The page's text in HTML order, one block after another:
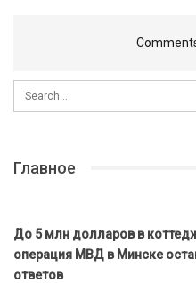
Главное
До 5 млн долларов в
операция МВД в Минске
ответов